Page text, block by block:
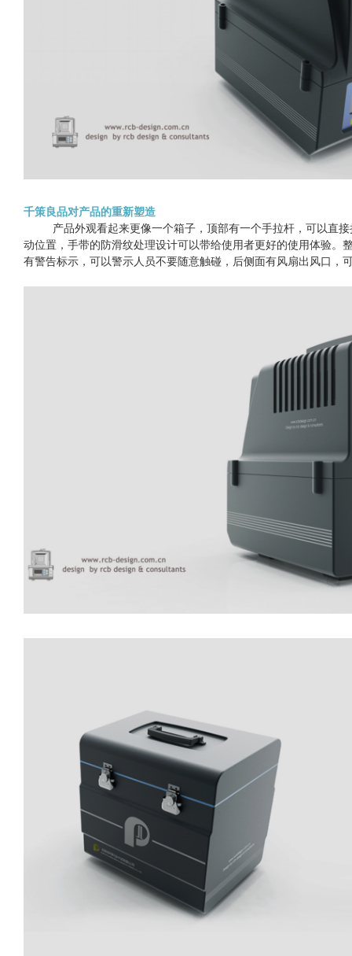
千策良品对产品的重新塑造
产品外观看起来更像一个箱子，顶部有一个手拉杆，可以直
动位置，手带的防滑纹处理设计可以带给使用者更好的使用体验。
有警告标示，可以警示人员不要随意触碰，后侧面有风扇出风口，